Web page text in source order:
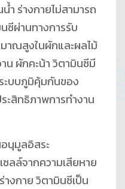
ำ ร่างกายไม่สามารถ
ซีผ่านทางการรับ
าณสูงในผักและผลไม้
น ผักคะน้า วิตามินซีมี
ะบบภูมิคุ้มกันของ
ะสิทธิภาพการทำงาน
นุมูลอิสระ
ลล์จากความเสียหาย
งกาย วิตามินซีเป็น